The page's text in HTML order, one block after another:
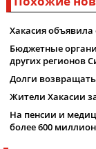
Хакасия объявила
Бюджетные
других регионов
Долги
Жители Хакасии
На пенсии и
более 600